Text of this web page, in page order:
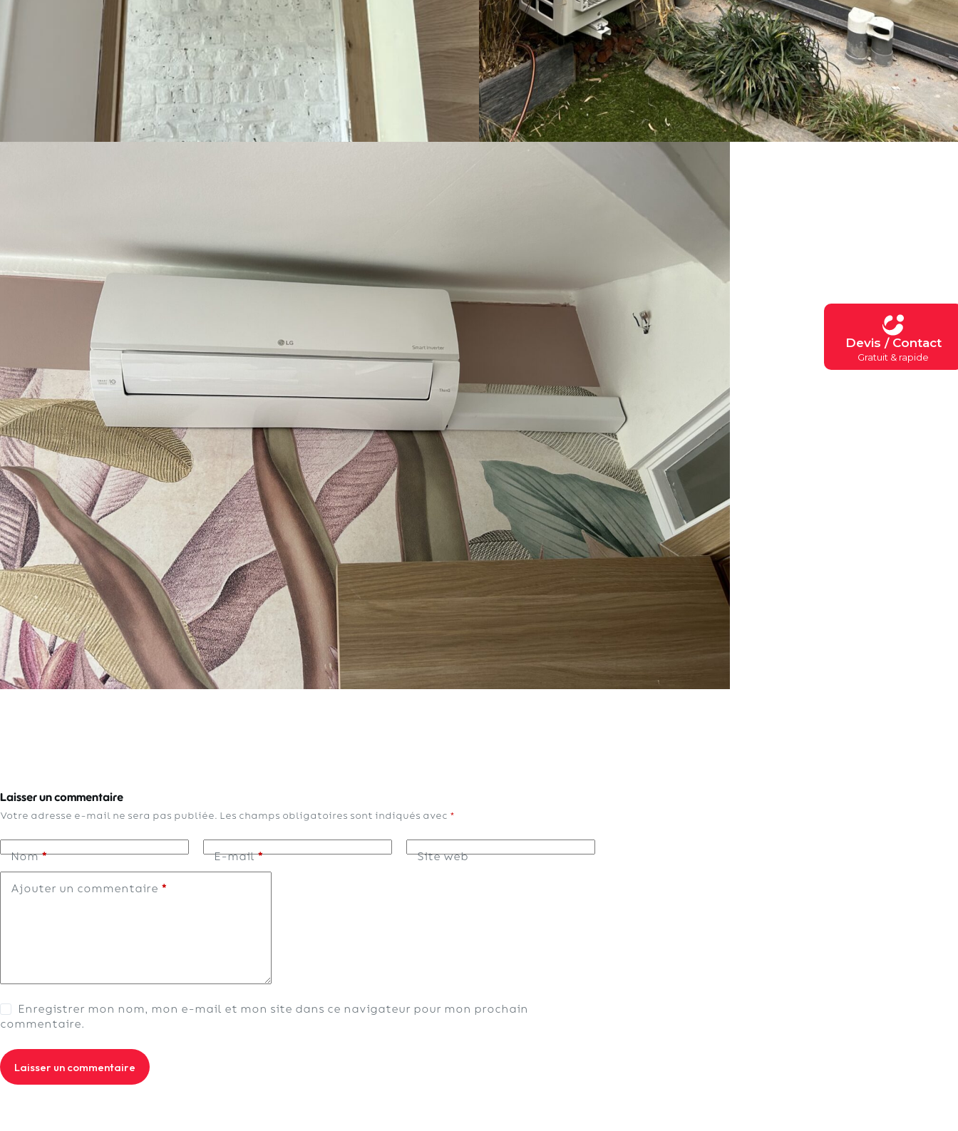
Laisser un commentaire
Votre adresse e-mail ne sera pas publiée. Les champs obligatoires sont indiqués avec *
Nom* E-mail* Site web
Ajouter un commentaire *
Enregistrer mon nom, mon e-mail et mon site dans ce navigateur pour mon prochain
commentaire.
Laisser un commentaire
Devis / Contact
Gratuit & rapide